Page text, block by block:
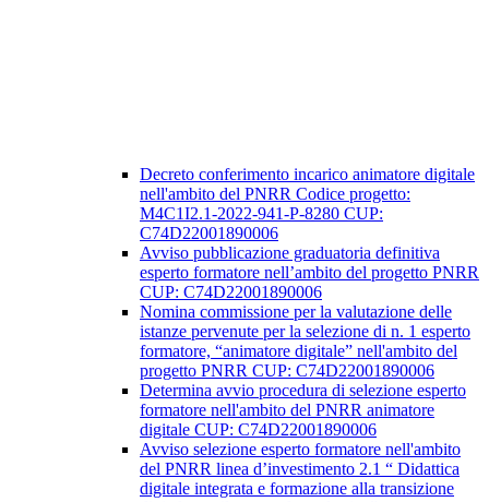
Decreto conferimento incarico animatore digitale
nell'ambito del PNRR Codice progetto:
M4C1I2.1-2022-941-P-8280 CUP:
C74D22001890006
Avviso pubblicazione graduatoria definitiva
esperto formatore nell’ambito del progetto PNRR
CUP: C74D22001890006
Nomina commissione per la valutazione delle
istanze pervenute per la selezione di n. 1 esperto
formatore, “animatore digitale” nell'ambito del
progetto PNRR CUP: C74D22001890006
Determina avvio procedura di selezione esperto
formatore nell'ambito del PNRR animatore
digitale CUP: C74D22001890006
Avviso selezione esperto formatore nell'ambito
del PNRR linea d’investimento 2.1 “ Didattica
digitale integrata e formazione alla transizione